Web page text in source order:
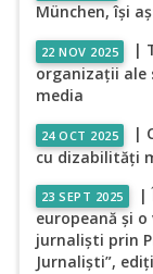
München, își
22 NOV 2025
|
organizații ale
media
24 OCT 2025
|
cu dizabilități
23 SEPT 2025
|
europeană și
jurnaliști prin
Jurnaliști”,